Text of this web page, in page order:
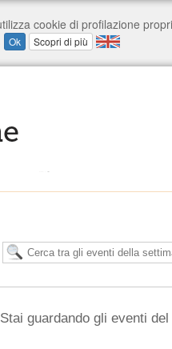
Stai guardando gli eventi